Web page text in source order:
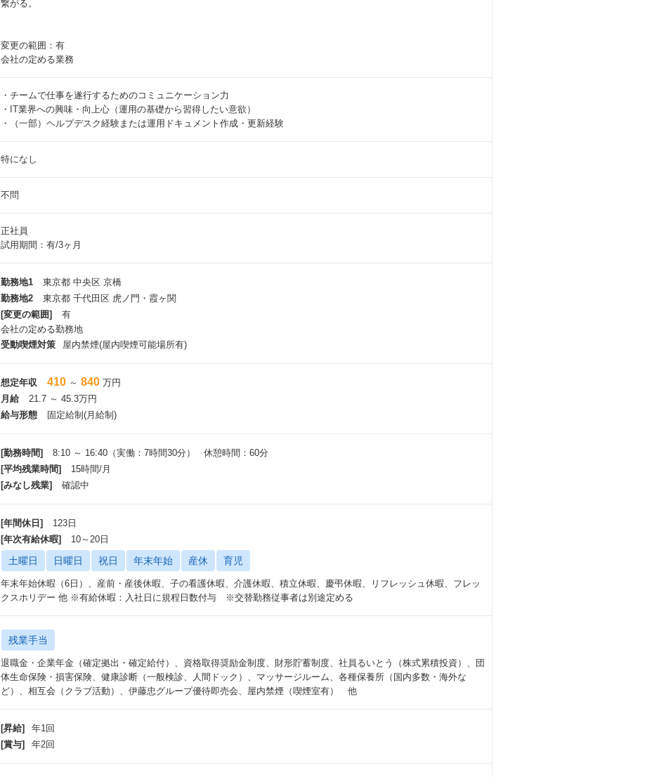
繋がる。
変更の範囲：有
会社の定める業務
・チームで仕事を遂行するためのコミュニケーション力
・IT業界への興味・向上心（運用の基礎から習得したい意欲）
・（一部）ヘルプデスク経験または運用ドキュメント作成・更新経験
特になし
不問
正社員
試用期間：有/3ヶ月
勤務地1
東京都 中央区 京橋
勤務地2
東京都 千代田区 虎ノ門・霞ヶ関
[変更の範囲]
有
会社の定める勤務地
受動喫煙対策
屋内禁煙(屋内喫煙可能場所有)
想定年収 410 ～ 840 万円
月給
21.7 ～ 45.3万円
給与形態
固定給制(月給制)
[勤務時間]
8:10 ～ 16:40（実働：7時間30分） 休憩時間：60分
[平均残業時間]
15時間/月
[みなし残業]
確認中
[年間休日]
123日
[年次有給休暇]
10～20日
土曜日 日曜日 祝日 年末年始 産休 育児
年末年始休暇（6日）、産前・産後休暇、子の看護休暇、介護休暇、積立休暇、慶弔休暇、リフレッシュ休暇、フレッ
クスホリデー 他 ※有給休暇：入社日に規程日数付与 ※交替勤務従事者は別途定める
残業手当
退職金・企業年金（確定拠出・確定給付）、資格取得奨励金制度、財形貯蓄制度、社員るいとう（株式累積投資）、団
体生命保険・損害保険、健康診断（一般検診、人間ドック）、マッサージルーム、各種保養所（国内多数・海外な
ど）、相互会（クラブ活動）、伊藤忠グループ優待即売会、屋内禁煙（喫煙室有） 他
[昇給]
年1回
[賞与]
年2回